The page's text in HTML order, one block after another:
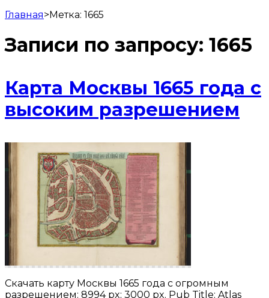
Главная>Метка: 1665
Записи по запросу: 1665
Карта Москвы 1665 года с
высоким разрешением
Скачать карту Москвы 1665 года с огромным
разрешением: 8994 px; 3000 px. Pub Title: Atlas